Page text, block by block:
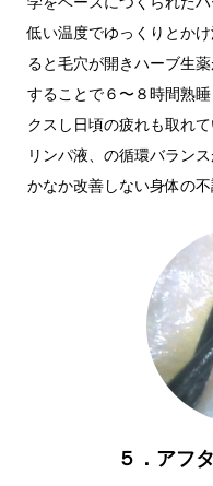
低い温度でゆっくりとか
ると毛穴が開きハーブ生
することで６〜８時間熟
クスし日頃の疲れも取れ
リンパ液、の循環バラン
かなか改善しない身体の不
５．アフ